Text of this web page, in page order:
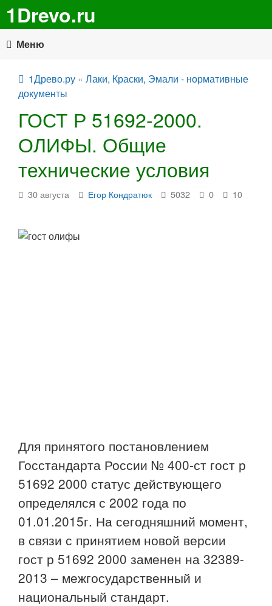
1Drevo.ru
Меню
1Древо.ру « Лаки, Краски, Эмали - нормативные
документы
ГОСТ Р 51692-2000.
ОЛИФЫ. Общие
технические условия
30 августа Егор Кондратюк 5032 0 10
Для принятого постановлением
Госстандарта России № 400-ст гост р
51692 2000 статус действующего
определялся с 2002 года по
01.01.2015г. На сегодняшний момент,
в связи с принятием новой версии
гост р 51692 2000 заменен на 32389-
2013 – межгосударственный и
национальный стандарт.